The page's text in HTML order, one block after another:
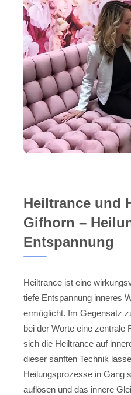
Heiltrance und
Gifhorn –
Entspannung
Heiltrance ist eine
tiefe Entspannung inneres
ermöglicht. Im Gegensatz
bei der Worte eine zentrale
sich die Heiltrance auf
dieser sanften Technik
Heilungsprozesse in Gang
auflösen und das innere